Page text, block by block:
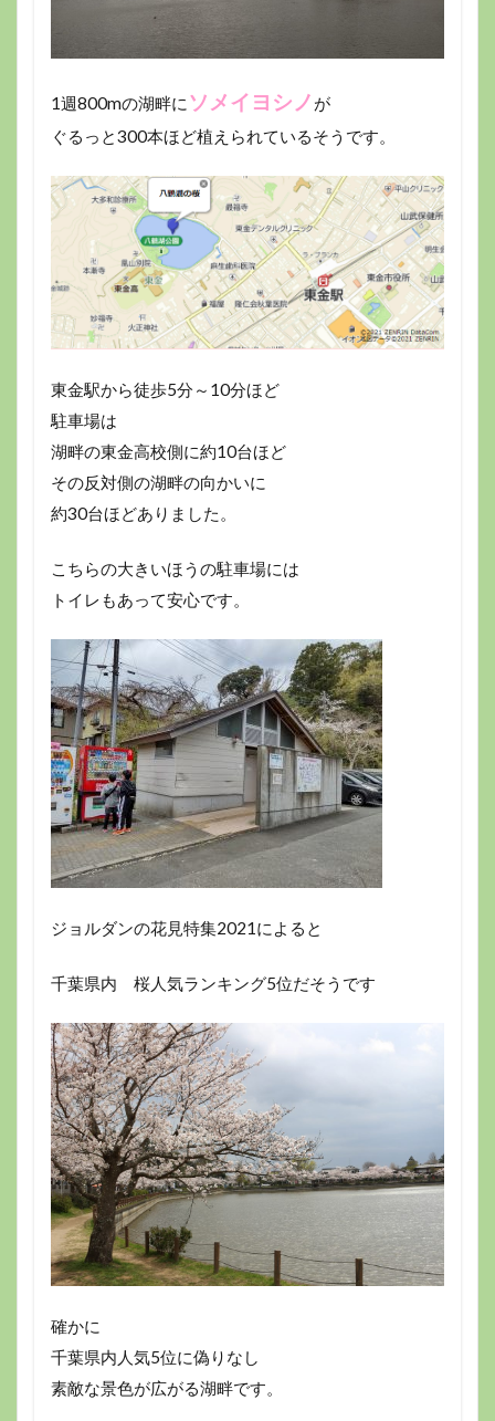
1週800mの湖畔に ソメイヨシノ が
ぐるっと300本ほど植えられているそうです。
東金駅から徒歩5分～10分ほど
駐車場は
湖畔の東金高校側に約10台ほど
その反対側の湖畔の向かいに
約30台ほどありました。
こちらの大きいほうの駐車場には
トイレもあって安心です。
ジョルダンの花見特集2021によると
千葉県内 桜人気ランキング5位だそうです
確かに
千葉県内人気5位に偽りなし
素敵な景色が広がる湖畔です。